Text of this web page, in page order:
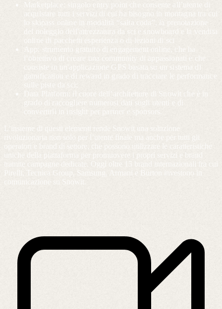
Marketplace: singolo entry point che consente all’utente di
acquistare tutti i servizi di cui ha bisogno in montagna tra cui
lo skipass online in modalità “salta coda”, la prenotazione
del noleggio dell'attrezzatura da sci e snowboard e la vendita
online di pacchetti esperienza o di lezioni di sci
App: strumento gratuito di engagement online, che ha
l’obiettivo di creare una community di appassionati e che
consiste in un'applicazione GPS basata su un sistema di
gamification e di reward in grado di tracciare le performance
sulle piste da sci;
Data Platform: il cuore dell’architetture di Snowit che è in
grado di raccogliere numerosi dati sugli utenti e di
convertirli in insight per partner e sponsors.
L’insieme di questi elementi rende Snowit una soluzione
rivoluzionaria non solo per l’utente finale ma anche per tutti gli
operatori e brand di settore, che possono utilizzare le caratteristiche
uniche della piattaforma per promuovere i propri servizi e brand
tramite campagne dedicate. Oggi oltre 15 brand internazionali fra cui
Pirelli, Tecnica Group, Samsung, Armani e Burton investono in
comunicazione su Snowit.